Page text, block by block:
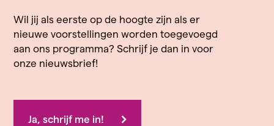
Wil jij als eerste op de hoogte zijn als er
nieuwe voorstellingen worden toegevoegd
aan ons programma? Schrijf je dan in voor
onze nieuwsbrief!
Ja, schrijf me in!